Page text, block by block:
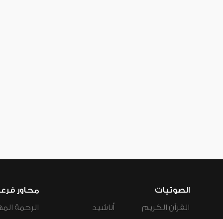
الصوتيات
القرآن الكريم
أناشيد
محاور
الرحمة